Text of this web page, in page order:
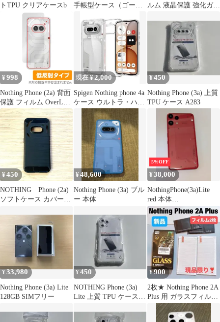
トTPU クリアケースb
手帳型ケース（ゴール
ルム 液晶保護 強化ガラ
ッシング フォンスリー
画面保護 シール スクリ
ーンプロテクター 2.5D
ラウンドエッジ加工 貼
り付け簡単 貼り直し可
能
¥ 998
Nothing Phone (2a) 背面
保護 フィルム OverLay
Plus ナッシング スマホ
用保護フィルム 本体保
護 さらさら手触り 低反
射素材
現在 ¥2,000
Spigen Nothing phone 4a
ケース ウルトラ・ハイ
ブリッド
¥450
Nothing Phone (3a) 上質
TPU ケース A283
¥450
NOTHING Phone (2a)
ソフトケース カバー
¥48,600
Nothing Phone (3a) ブル
ー 本体
5%OFF
¥38,000
NothingPhone(3a)Lite
red 本体
+128GBmicroSD
¥33,980
Nothing Phone (3a) Lite
128GB SIMフリー
¥450
NOTHING Phone (3a)
Lite 上質 TPU ケース
¥900
2枚★ Nothing Phone 2A
Plus 用 ガラスフィルム
硬度9H